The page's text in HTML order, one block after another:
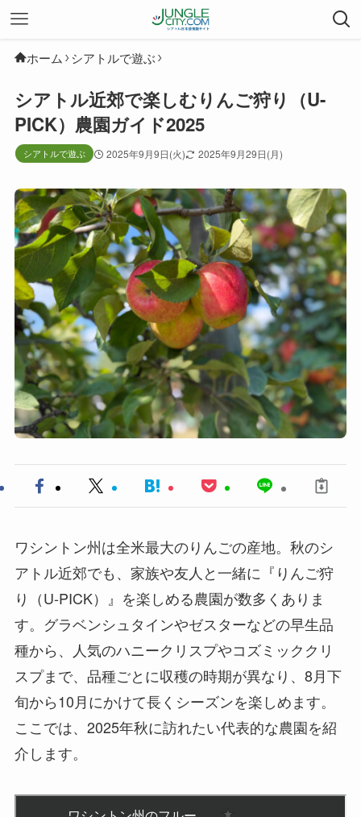
ホーム シアトルで遊ぶ
シアトル近郊で楽しむりんご狩り（U-
PICK）農園ガイド2025
シアトルで遊ぶ 2025年9月9日(火) 2025年9月29日(月)
ワシントン州は全米最大のりんごの産地。秋のシ
アトル近郊でも、家族や友人と一緒に『りんご狩
り（U-PICK）』を楽しめる農園が数多くありま
す。グラベンシュタインやゼスターなどの早生品
種から、人気のハニークリスプやコズミッククリ
スプまで、品種ごとに収穫の時期が異なり、8月下
旬から10月にかけて長くシーズンを楽しめます。
ここでは、2025年秋に訪れたい代表的な農園を紹
介します。